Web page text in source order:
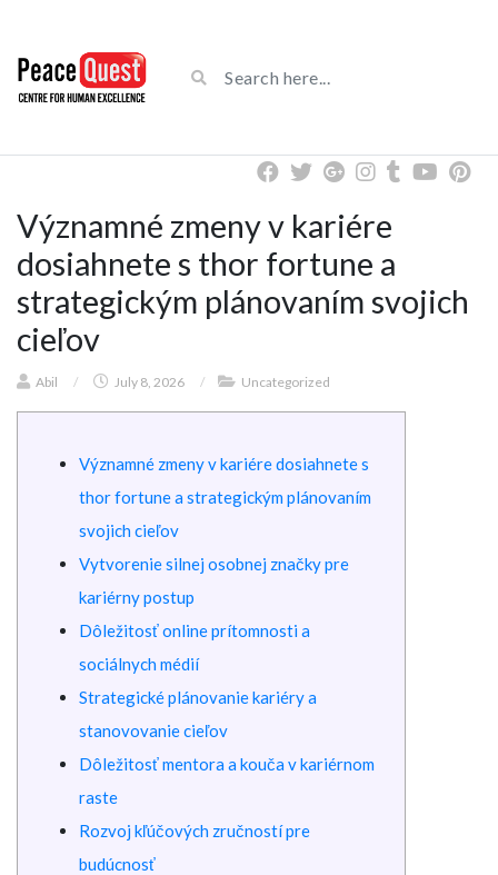
Významné zmeny v kariére
dosiahnete s thor fortune a
strategickým plánovaním svojich
cieľov
Abil / July 8, 2026 / Uncategorized
Významné zmeny v kariére dosiahnete s
thor fortune a strategickým plánovaním
svojich cieľov
Vytvorenie silnej osobnej značky pre
kariérny postup
Dôležitosť online prítomnosti a
sociálnych médií
Strategické plánovanie kariéry a
stanovovanie cieľov
Dôležitosť mentora a kouča v kariérnom
raste
Rozvoj kľúčových zručností pre
budúcnosť